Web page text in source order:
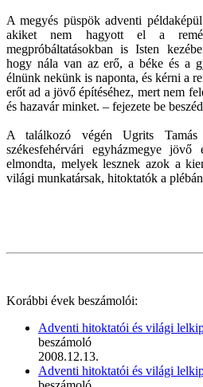
A megyés püspök adventi
akiket nem hagyott el a
megpróbáltatásokban is Isten
hogy nála van az erő, a béke és a
élnünk nekünk is naponta, és kérni a
erőt ad a jövő építéséhez, mert nem
és hazavár minket. – fejezete be
A találkozó végén Ugrits Tamás
székesfehérvári egyházmegye
elmondta, melyek lesznek azok a
világi munkatársak, hitoktatók a
Korábbi évek beszámolói:
Adventi hitoktatói és világi
beszámoló
2008.12.13.
Adventi hitoktatói és világi